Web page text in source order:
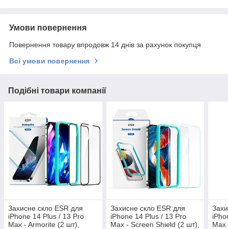
Умови повернення
Повернення товару впродовж 14 днів за рахунок покупця
Всі умови повернення
Подібні товари компанії
Захисне скло ESR для
iPhone 14 Plus / 13 Pro
Max - Armorite (2 шт),
Захисне скло ESR для
iPhone 14 Plus / 13 Pro
Max - Screen Shield (2 шт),
Max